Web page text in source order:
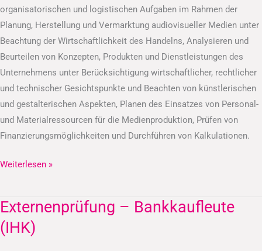
organisatorischen und logistischen Aufgaben im Rahmen der
Planung, Herstellung und Vermarktung audiovisueller Medien unter
Beachtung der Wirtschaftlichkeit des Handelns, Analysieren und
Beurteilen von Konzepten, Produkten und Dienstleistungen des
Unternehmens unter Berücksichtigung wirtschaftlicher, rechtlicher
und technischer Gesichtspunkte und Beachten von künstlerischen
und gestalterischen Aspekten, Planen des Einsatzes von Personal-
und Materialressourcen für die Medienproduktion, Prüfen von
Finanzierungsmöglichkeiten und Durchführen von Kalkulationen.
Weiterlesen »
Externenprüfung – Bankkaufleute
(IHK)
Externenprüfung
–
Bankkaufleute